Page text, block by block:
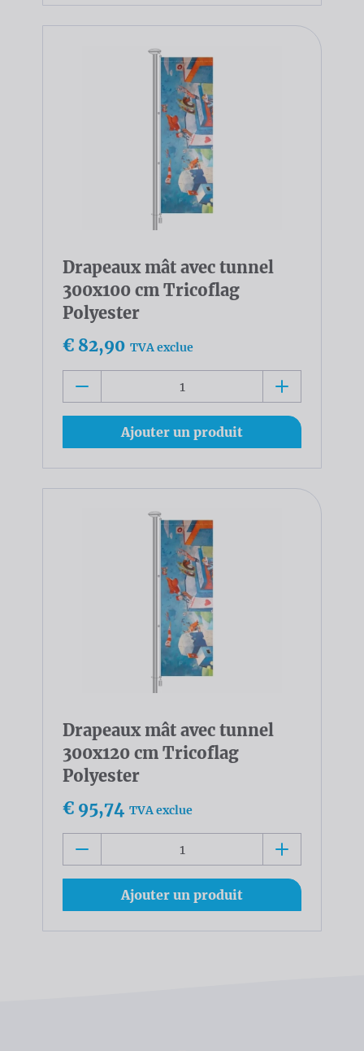
Drapeaux mât avec tunnel
300x100 cm Tricoflag
Polyester
€ 82,90 TVA exclue
Ajouter un produit
Drapeaux mât avec tunnel
300x120 cm Tricoflag
Polyester
€ 95,74 TVA exclue
Ajouter un produit